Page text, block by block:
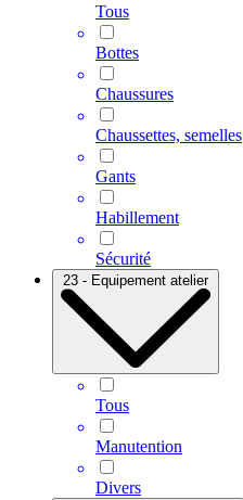
Tous
Bottes
Chaussures
Chaussettes, semelles
Gants
Habillement
Sécurité
23 - Equipement atelier
Tous
Manutention
Divers